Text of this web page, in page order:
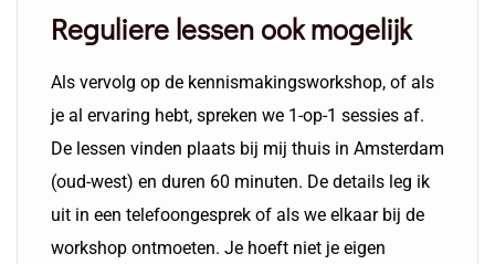
Reguliere lessen ook mogelijk
Als vervolg op de kennismakingsworkshop, of als
je al ervaring hebt, spreken we 1-op-1 sessies af.
De lessen vinden plaats bij mij thuis in Amsterdam
(oud-west) en duren 60 minuten. De details leg ik
uit in een telefoongesprek of als we elkaar bij de
workshop ontmoeten. Je hoeft niet je eigen